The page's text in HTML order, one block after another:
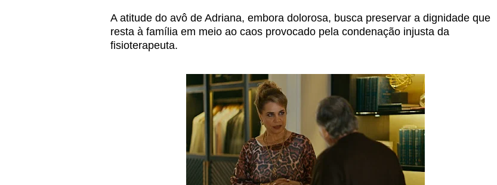
A atitude do avô de Adriana, embora dolorosa, busca preservar a dignidade que
resta à família em meio ao caos provocado pela condenação injusta da
fisioterapeuta.